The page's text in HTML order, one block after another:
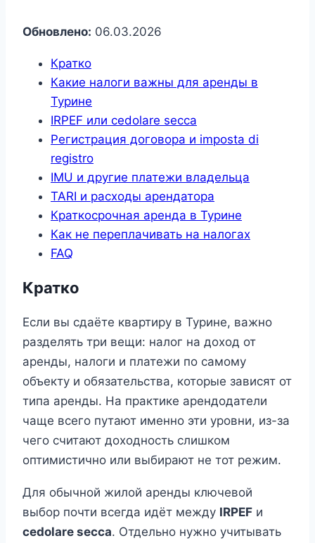
Обновлено: 06.03.2026
Кратко
Какие налоги важны для аренды в
Турине
IRPEF или cedolare secca
Регистрация договора и imposta di
registro
IMU и другие платежи владельца
TARI и расходы арендатора
Краткосрочная аренда в Турине
Как не переплачивать на налогах
FAQ
Кратко
Если вы сдаёте квартиру в Турине, важно
разделять три вещи: налог на доход от
аренды, налоги и платежи по самому
объекту и обязательства, которые зависят от
типа аренды. На практике арендодатели
чаще всего путают именно эти уровни, из-за
чего считают доходность слишком
оптимистично или выбирают не тот режим.
Для обычной жилой аренды ключевой
выбор почти всегда идёт между IRPEF и
cedolare secca. Отдельно нужно учитывать